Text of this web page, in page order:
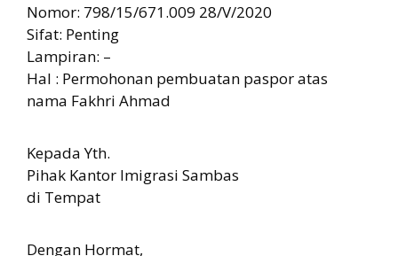
Nomor: 798/15/671.009 28/V/2020
Sifat: Penting
Lampiran: –
Hal : Permohonan pembuatan paspor atas
nama Fakhri Ahmad
Kepada Yth.
Pihak Kantor Imigrasi Sambas
di Tempat
Dengan Hormat,